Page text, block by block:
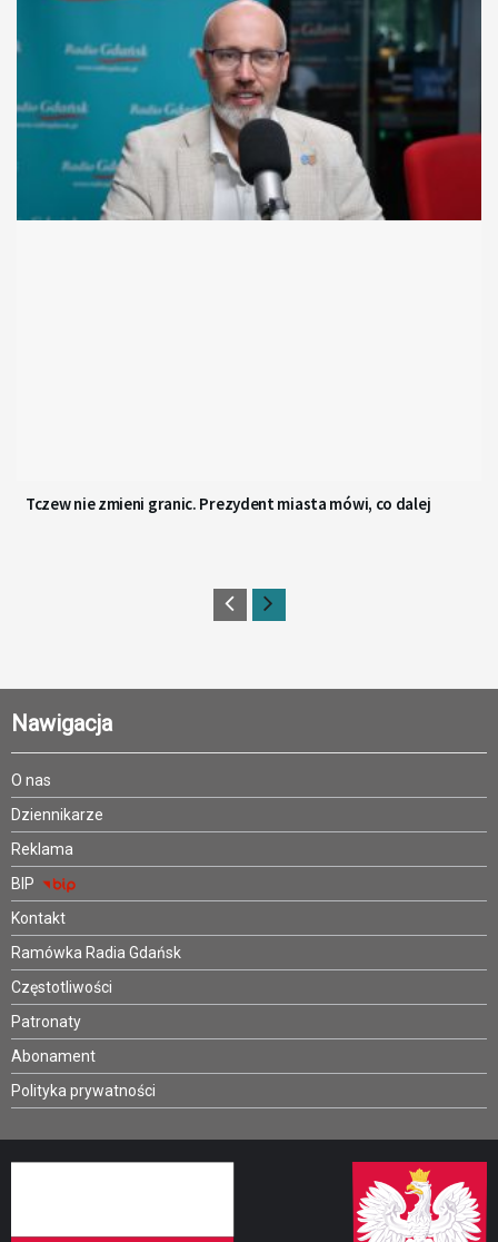
Tczew nie zmieni granic. Prezydent miasta mówi, co dalej
Nawigacja
O nas
Dziennikarze
Reklama
BIP
Kontakt
Ramówka Radia Gdańsk
Częstotliwości
Patronaty
Abonament
Polityka prywatności